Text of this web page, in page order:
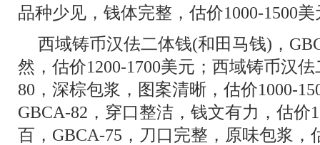
品种少见，钱体完整，估价1000-1500美
西域铸币汉佉二体钱(和田马钱)，
然，估价1200-1700美元；西域铸币汉
80，深棕包浆，图案清晰，估价1000-
GBCA-82，穿口整洁，钱文有力，估价
百，GBCA-75，刀口完整，原味包浆，